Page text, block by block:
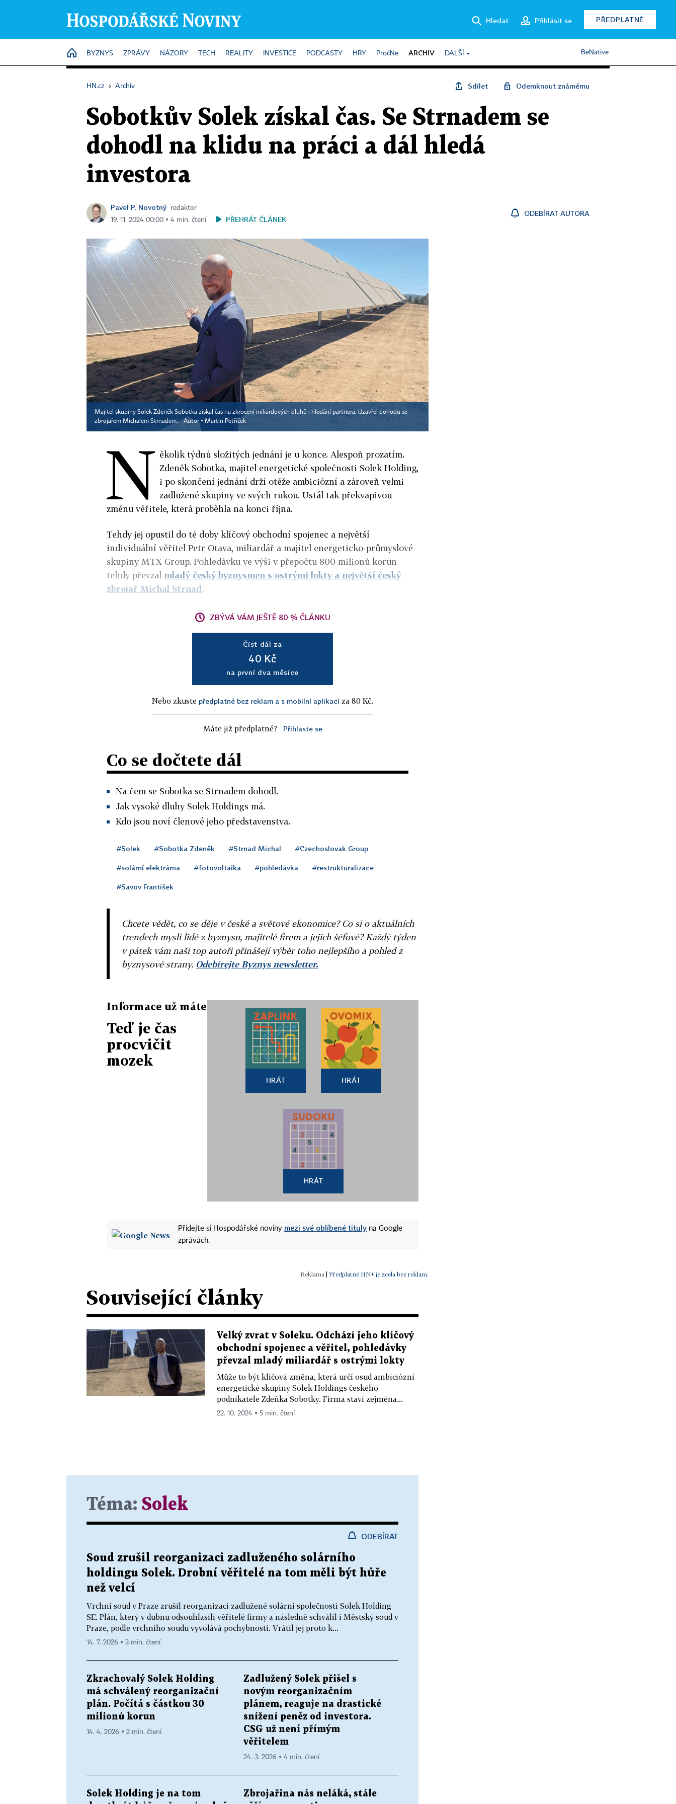
Hledat Přihlásit se PŘEDPLATNÉ
HOME
BYZNYS ZPRÁVY NÁZORY TECH REALITY INVESTICE PODCASTY HRY PročNe ARCHIV DALŠÍ BeNative
HN.cz › Archiv Sdílet Odemknout známému
Sobotkův Solek získal čas. Se Strnadem se
dohodl na klidu na práci a dál hledá
investora
Pavel P. Novotný
redaktor
19. 11. 2024 00:00 ▪ 4 min. čtení
PŘEHRÁT ČLÁNEK
ODEBÍRAT AUTORA
Majitel skupiny Solek Zdeněk Sobotka získal čas na zkrocení miliardových dluhů i hledání partnera. Uzavřel dohodu se
zbrojařem Michalem Strnadem.
Autor ▪ Martin Petříček
N ěkolik týdnů složitých jednání je u konce. Alespoň prozatím.
Zdeněk Sobotka, majitel energetické společnosti Solek Holding,
i po skončení jednání drží otěže ambiciózní a zároveň velmi
zadlužené skupiny ve svých rukou. Ustál tak překvapivou
změnu věřitele, která proběhla na konci října.
Tehdy jej opustil do té doby klíčový obchodní spojenec a největší
individuální věřitel Petr Otava, miliardář a majitel energeticko-průmyslové
skupiny MTX Group. Pohledávku ve výši v přepočtu 800 milionů korun
tehdy převzal mladý český byznysmen s ostrými lokty a největší český
zbrojař Michal Strnad.
ZBÝVÁ VÁM JEŠTĚ 80 % ČLÁNKU
Číst dál za
40 Kč
na první dva měsíce
Nebo zkuste předplatné bez reklam a s mobilní aplikací za 80 Kč.
Máte již předplatné? Přihlaste se
Co se dočtete dál
Na čem se Sobotka se Strnadem dohodl.
Jak vysoké dluhy Solek Holdings má.
Kdo jsou noví členové jeho představenstva.
#Solek #Sobotka Zdeněk #Strnad Michal #Czechoslovak Group
#solární elektrárna #fotovoltaika #pohledávka #restrukturalizace
#Savov František
Chcete vědět, co se děje v české a světové ekonomice? Co si o aktuálních
trendech myslí lidé z byznysu, majitelé firem a jejich šéfové? Každý týden
v pátek vám naši top autoři přinášejí výběr toho nejlepšího a pohled z
byznysové strany. Odebírejte Byznys newsletter.
Informace už máte
Teď je čas
procvičit
mozek
HRÁT HRÁT
HRÁT
Přidejte si Hospodářské noviny mezi své oblíbené tituly na Google
zprávách.
| Předplatné HN+ je zcela bez reklam.
Související články
Velký zvrat v Soleku. Odchází jeho klíčový
obchodní spojenec a věřitel, pohledávky
převzal mladý miliardář s ostrými lokty
Může to být klíčová změna, která určí osud ambiciózní
energetické skupiny Solek Holdings českého
podnikatele Zdeňka Sobotky. Firma staví zejména...
22. 10. 2024 ▪ 5 min. čtení
Téma: Solek
ODEBÍRAT
Soud zrušil reorganizaci zadluženého solárního
holdingu Solek. Drobní věřitelé na tom měli být hůře
než velcí
Vrchní soud v Praze zrušil reorganizaci zadlužené solární společnosti Solek Holding
SE. Plán, který v dubnu odsouhlasili věřitelé firmy a následně schválil i Městský soud v
Praze, podle vrchního soudu vyvolává pochybnosti. Vrátil jej proto k...
14. 7. 2026 ▪ 3 min. čtení
Zkrachovalý Solek Holding
má schválený reorganizační
plán. Počítá s částkou 30
milionů korun
14. 4. 2026 ▪ 2 min. čtení
Zadlužený Solek přišel s
novým reorganizačním
plánem, reaguje na drastické
snížení peněz od investora.
CSG už není přímým
věřitelem
24. 3. 2026 ▪ 4 min. čtení
Solek Holding je na tom
Zbrojařina nás neláká, stále